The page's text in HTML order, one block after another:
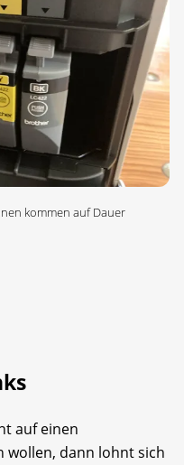
kommen auf Dauer
auf einen
dann lohnt sich